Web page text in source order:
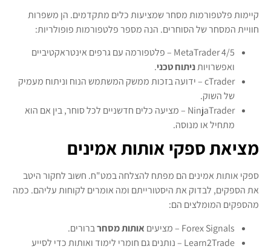
קיימות פלטפורמות מסחר שמציעות כלים מתקדמים. הן משפרות
חוויית המסחר של הסוחרים. הנה מספר פלטפורמות פופולריות:
MetaTrader 4/5 – פלטפורמה עם גרפים אינטראקטיביים
ואפשרויותניתוח טכני.
cTrader – ידועה בזכות ממשק המשתמש הנוח וניתוח מעמיק
של השוק.
NinjaTrader – מציעה כלים חדשניים לכל סוחר, בין אם הוא
מתחיל או מנוסה.
מציאת ספקי אותות אמינים
ספקי אותות אמינים הם מפתח להצלחה במט"ח. חשוב לחקור היטב
את הספקים, לבדוק את היסטורייתם ומה אומרים לקוחות עליהם. כמה
מהספקים המומלצים הם:
Forex Signals – מציעים
אותות מסחרברורים.
Learn2Trade – נותנים גם חומרי לימוד ואותות כדי לסייע